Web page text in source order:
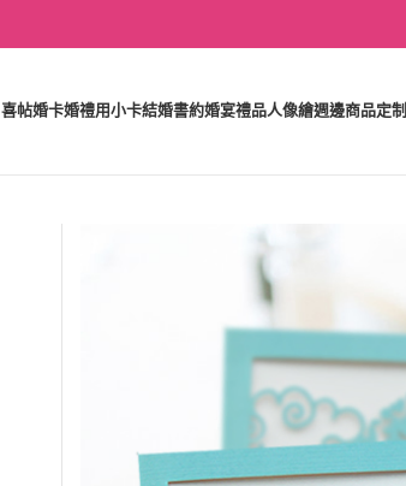
喜帖婚卡婚禮用小卡結婚書約婚宴禮品人像繪週邊商品定制